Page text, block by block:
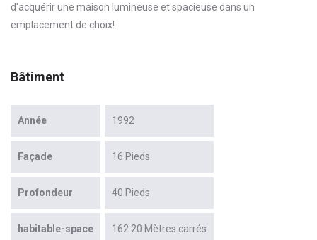
d'acquérir une maison lumineuse et spacieuse dans un
emplacement de choix!
Bâtiment
Année 1992
Façade 16 Pieds
Profondeur 40 Pieds
habitable-space 162.20 Mètres carrés